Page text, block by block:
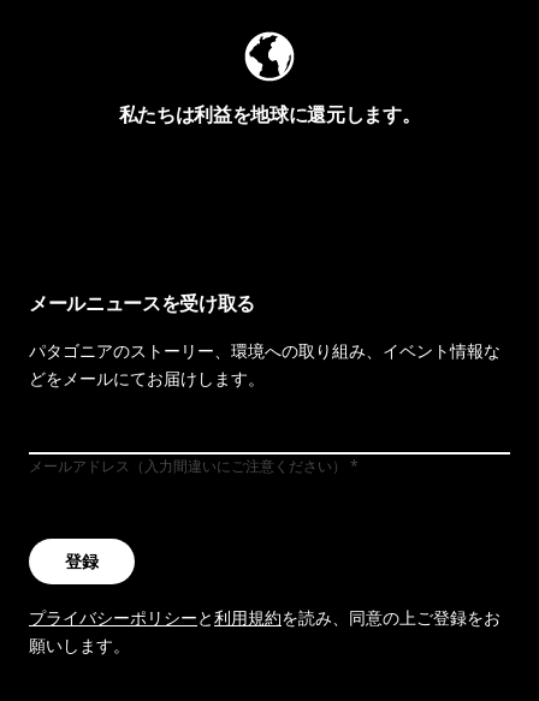
私たちは利益を地球に還元します。
メールニュースを受け取る
パタゴニアのストーリー、環境への取り組み、イベント情報な
どをメールにてお届けします。
メールアドレス（入力間違いにご注意ください）
登録
プライバシーポリシーと利用規約を読み、同意の上ご登録をお
願いします。